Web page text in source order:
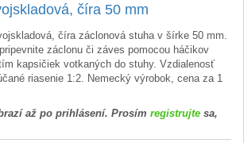
číra 50 mm
číra záclonová stuha v šírke 50 mm.
záclonu či záves pomocou háčikov
kapsičiek votkaných do stuhy. Vzdialenosť
riasenie 1:2. Nemecký výrobok, cena za 1
až po prihlásení. Prosím registrujte sa,